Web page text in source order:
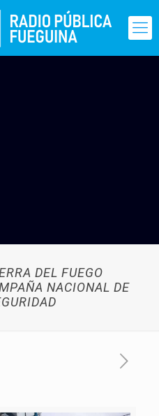
DEL FUEGO
NACIONAL DE